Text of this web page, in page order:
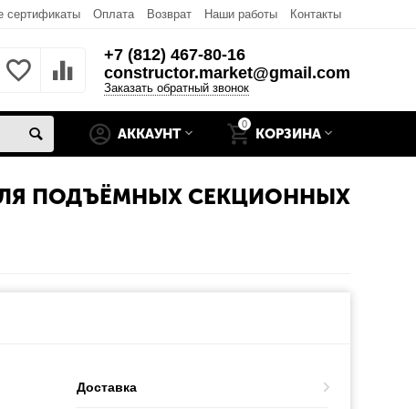
сертификаты Оплата Возврат Наши работы Контакты
+7 (812) 467-80-16
constructor.market@gmail.com
Заказать обратный звонок
0
КОРЗИНА
АККАУНТ
ПОДЪЁМНЫХ СЕКЦИОННЫХ
Доставка